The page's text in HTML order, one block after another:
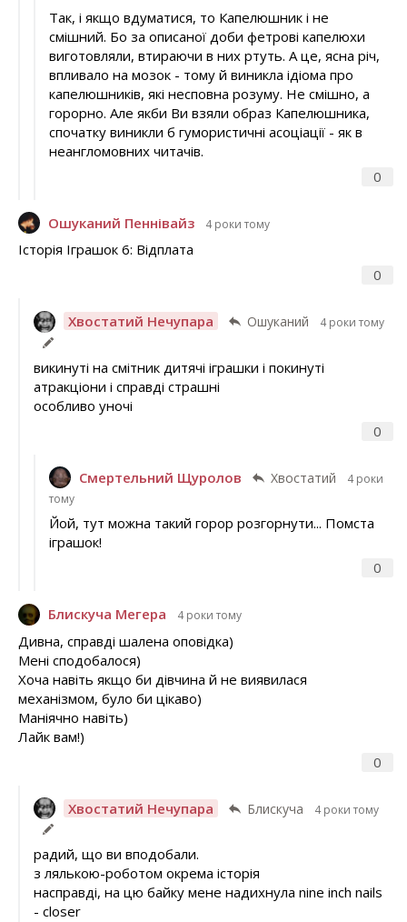
0
Так, і якщо вдуматися, то Капелюшник і не
смішний. Бо за описаної доби фетрові капелюхи
виготовляли, втираючи в них ртуть. А це, ясна річ,
впливало на мозок - тому й виникла ідіома про
капелюшників, які несповна розуму. Не смішно, а
горорно. Але якби Ви взяли образ Капелюшника,
спочатку виникли б гумористичні асоціації - як в
неангломовних читачів.
Ошуканий Пеннівайз 4 роки тому
0
Історія Іграшок 6: Відплата
Хвостатий Нечупара Ошуканий 4 роки тому
0
викинуті на смітник дитячі іграшки і покинуті
атракціони і справді страшні
особливо уночі
Смертельний Щуролов Хвостатий
4 роки
тому
0
Йой, тут можна такий горор розгорнути... Помста
іграшок!
Блискуча Мегера 4 роки тому
0
Дивна, справді шалена оповідка)
Мені сподобалося)
Хоча навіть якщо би дівчина й не виявилася
механізмом, було би цікаво)
Маніячно навіть)
Лайк вам!)
Хвостатий Нечупара Блискуча 4 роки тому
радий, що ви вподобали.
з лялькою-роботом окрема історія
насправді, на цю байку мене надихнула nine inch nails
- closer